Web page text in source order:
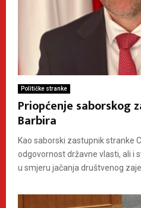
Političke stranke
Priopćenje saborskog
Barbira
Kao saborski zastupnik stranke
odgovornost državne vlasti, ali i
u smjeru jačanja društvenog